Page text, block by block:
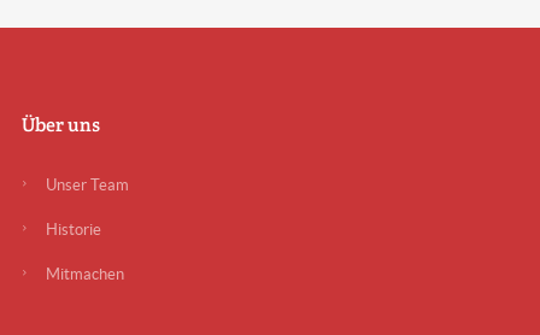
Über uns
Unser Team
Historie
Mitmachen